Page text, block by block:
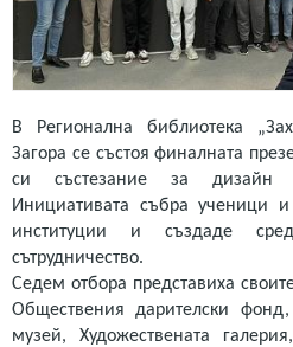
В Регионална библиотека
Загора се състоя финалната
си състезание за дизайн
Инициативата събра ученици
институции и създаде
сътрудничество.
Седем отбора представиха
Обществения дарителски фонд,
музей, Художествената